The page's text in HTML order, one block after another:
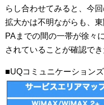
らし合わせてみると、今
拡大かは不明ながらも、
PAまでの間の一帯が徐々
されていることが確認でき
■UQコミュニケーション